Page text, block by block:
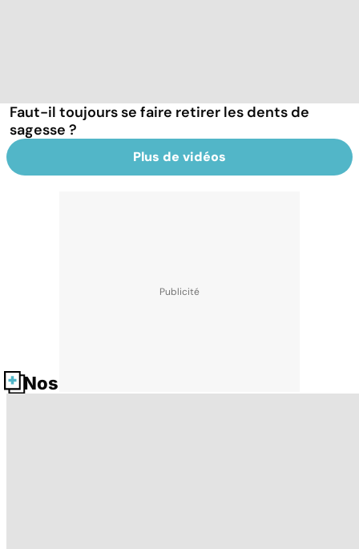
Faut-il toujours se faire retirer les dents de
sagesse ?
Plus de vidéos
Nos fiches santé